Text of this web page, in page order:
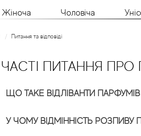
Жіноча Чоловіча
Питання та відповіді
ЧАСТІ ПИТАННЯ ПРО
ЩО ТАКЕ ВІДЛІВАНТИ
У ЧОМУ ВІДМІННІСТЬ РОЗПИВУ